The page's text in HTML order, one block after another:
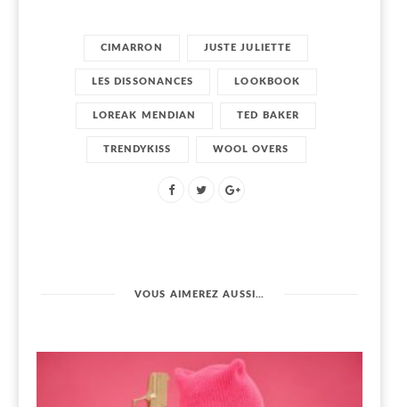
CIMARRON JUSTE JULIETTE
LES DISSONANCES LOOKBOOK
LOREAK MENDIAN TED BAKER
TRENDYKISS WOOL OVERS
VOUS AIMEREZ AUSSI…